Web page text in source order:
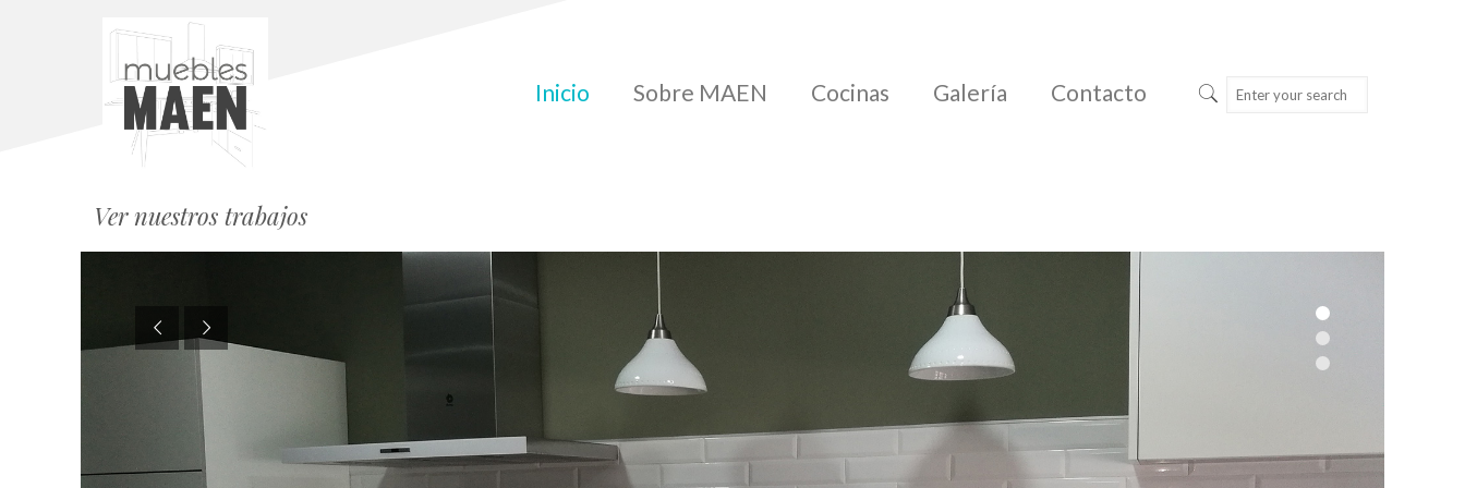
Inicio Sobre MAEN Cocinas Galería Contacto
Ver nuestros trabajos